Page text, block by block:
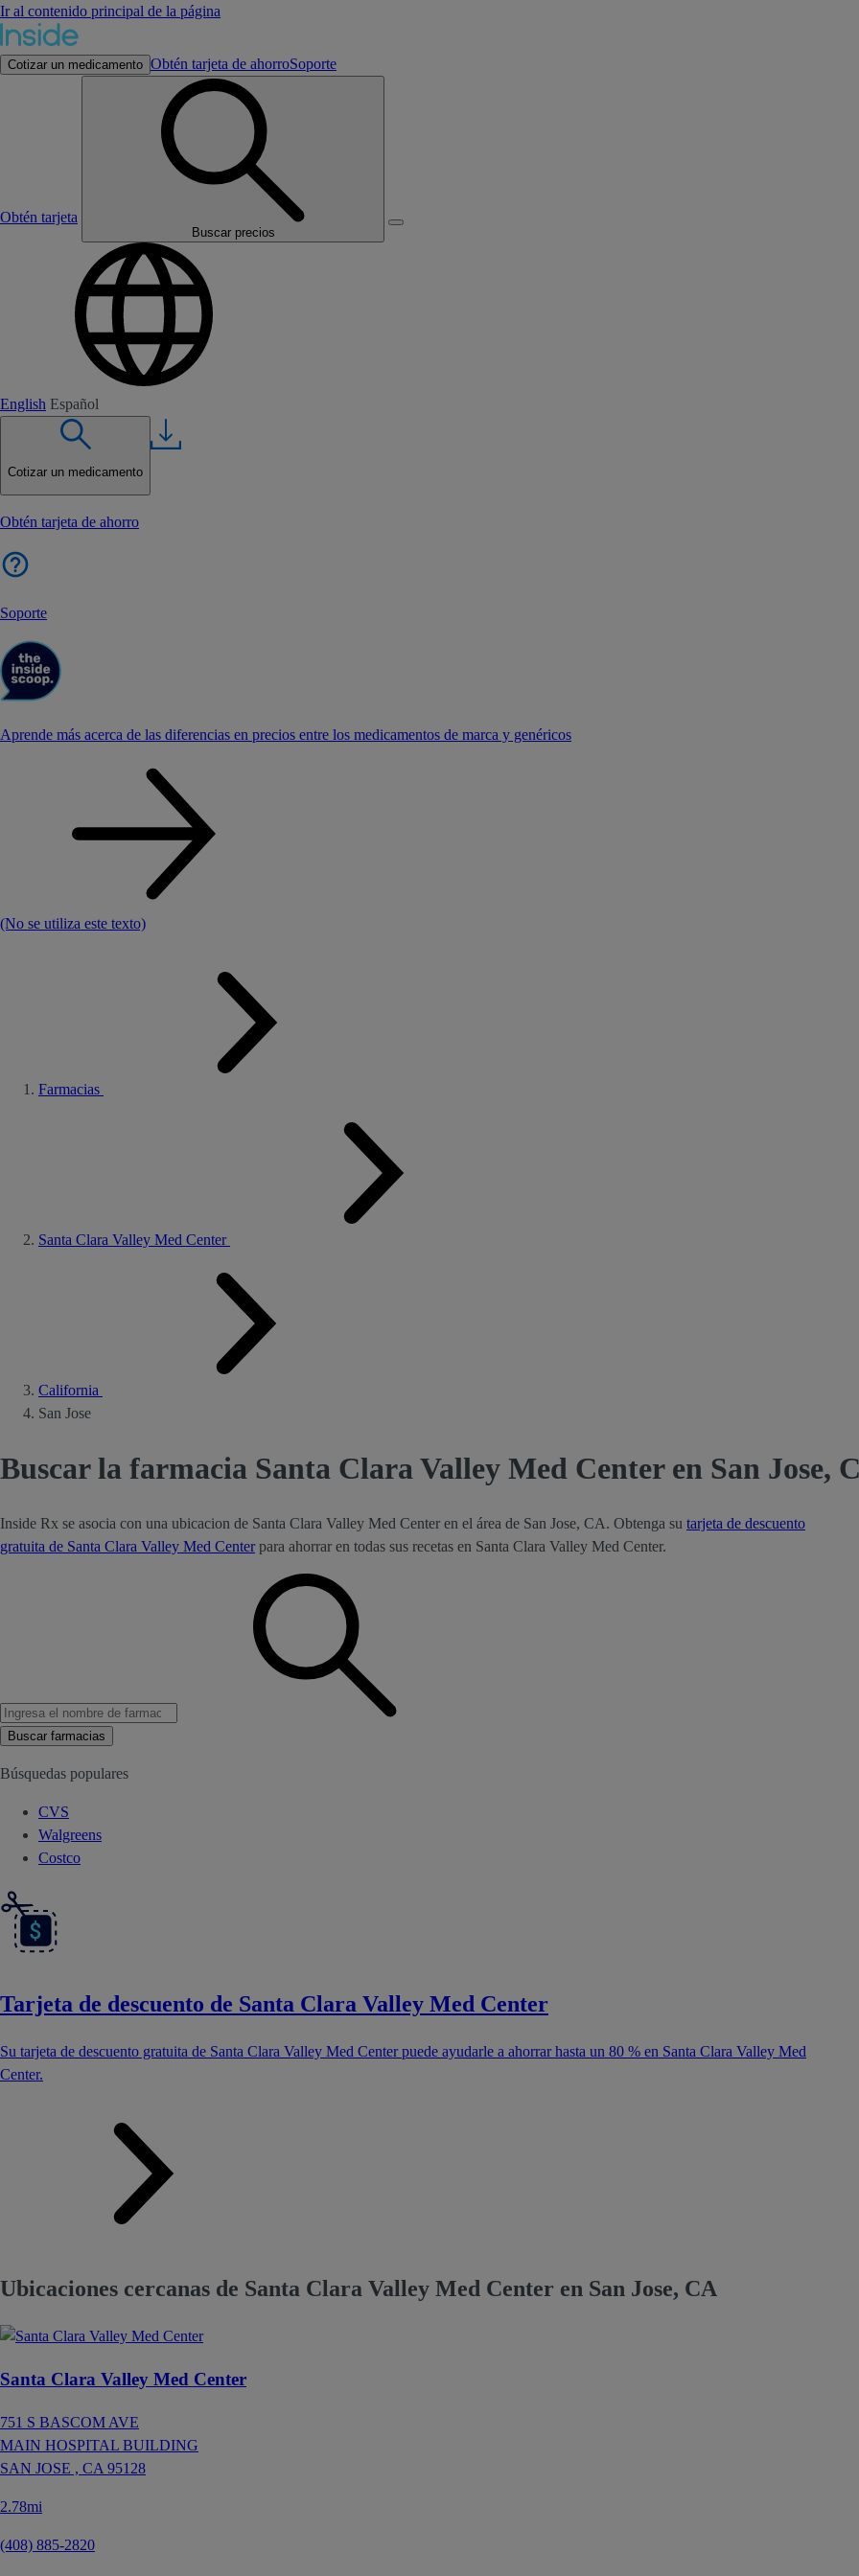
Ir al contenido principal de la página
Cotizar un medicamento Obtén tarjeta de ahorroSoporte
Obtén tarjeta
Buscar precios
English Español
Cotizar un medicamento
Obtén tarjeta de ahorro
Soporte
Aprende más acerca de las diferencias en precios entre los medicamentos de marca y genéricos
(No se utiliza este texto)
Farmacias
Santa Clara Valley Med Center
California
San Jose
Buscar la farmacia Santa Clara Valley Med Center en San Jose,
Inside Rx se asocia con una ubicacion de Santa Clara Valley Med Center en el área de San Jose, CA. Obtenga su tarjeta de descuento
gratuita de Santa Clara Valley Med Centerpara ahorrar en todas sus recetas en Santa Clara Valley Med Center.
Buscar farmacias
Búsquedas populares
CVS
Walgreens
Costco
Tarjeta de descuento de Santa Clara Valley Med Center
Su tarjeta de descuento gratuita de Santa Clara Valley Med Center puede ayudarle a ahorrar hasta un 80 % en Santa Clara Valley Med
Center.
Ubicaciones cercanas de Santa Clara Valley Med Center en San Jose, CA
Santa Clara Valley Med Center
751 S BASCOM AVE
MAIN HOSPITAL BUILDING
SAN JOSE , CA 95128
2.78mi
(408) 885-2820